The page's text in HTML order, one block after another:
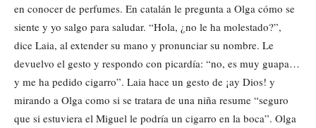
en conocer de perfumes. En catalán le pregunta a Olga cómo se
siente y yo salgo para saludar. “Hola, ¿no le ha molestado?”,
dice Laia, al extender su mano y pronunciar su nombre. Le
devuelvo el gesto y respondo con picardía: “no, es muy guapa…
y me ha pedido cigarro”. Laia hace un gesto de ¡ay Dios! y
mirando a Olga como si se tratara de una niña resume “seguro
que si estuviera el Miguel le podría un cigarro en la boca”. Olga